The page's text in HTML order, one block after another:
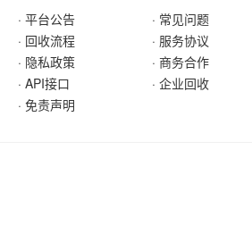
· 平台公告
· 常见问题
· 回收流程
· 服务协议
· 隐私政策
· 商务合作
· API接口
· 企业回收
· 免责声明